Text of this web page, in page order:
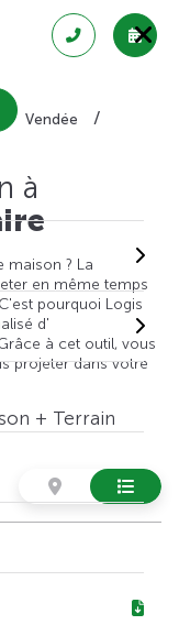
Vendée
à
maison ? La
en même temps
pourquoi Logis
d'
à cet outil, vous
projeter dans votre
+ Terrain